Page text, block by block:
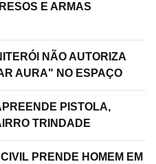
E ARMAS
NÃO AUTORIZA
AURA" NO ESPAÇO
PISTOLA,
TRINDADE
PRENDE HOMEM EM